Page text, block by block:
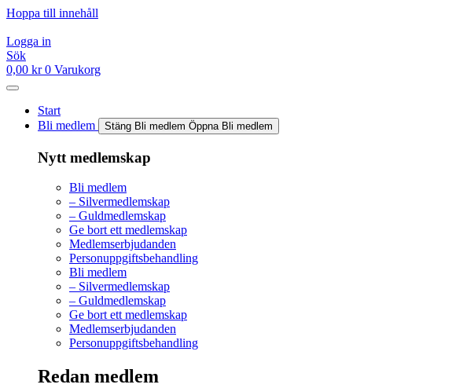
Hoppa till innehåll
Logga in
Sök
0,00 kr 0 Varukorg
Start
Bli medlem
Stäng Bli medlem Öppna Bli medlem
Nytt medlemskap
Bli medlem
– Silvermedlemskap
– Guldmedlemskap
Ge bort ett medlemskap
Medlemserbjudanden
Personuppgiftsbehandling
Bli medlem
– Silvermedlemskap
– Guldmedlemskap
Ge bort ett medlemskap
Medlemserbjudanden
Personuppgiftsbehandling
Redan medlem